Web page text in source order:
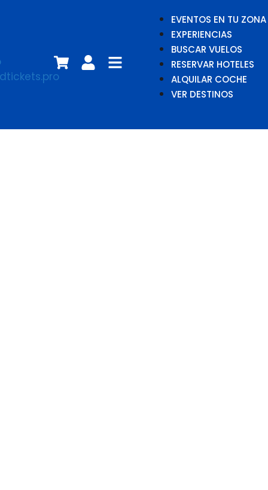
EVENTOS EN TU ZONA
EXPERIENCIAS
BUSCAR VUELOS
RESERVAR HOTELES
ALQUILAR COCHE
VER DESTINOS